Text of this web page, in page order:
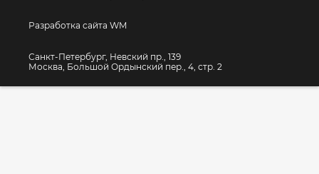
Разработка сайта WM
Санкт-Петербург, Невский пр., 139
Москва, Большой Ордынский пер., 4, стр. 2